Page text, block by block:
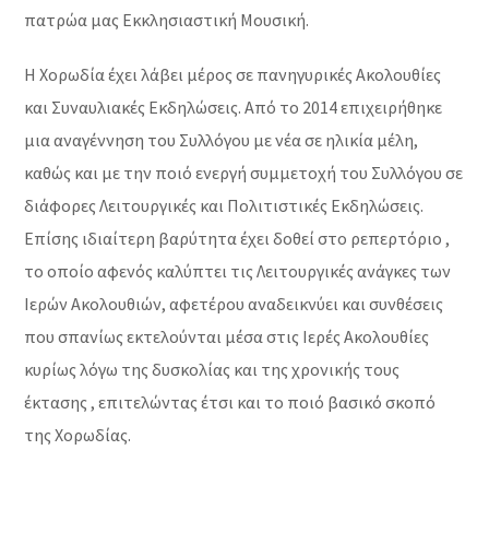
πατρώα μας Εκκλησιαστική Μουσική.
Η Χορωδία έχει λάβει μέρος σε πανηγυρικές Ακολουθίες
και Συναυλιακές Εκδηλώσεις. Από το 2014 επιχειρήθηκε
μια αναγέννηση του Συλλόγου με νέα σε ηλικία μέλη,
καθώς και με την ποιό ενεργή συμμετοχή του Συλλόγου σε
διάφορες Λειτουργικές και Πολιτιστικές Εκδηλώσεις.
Επίσης ιδιαίτερη βαρύτητα έχει δοθεί στο ρεπερτόριο ,
το οποίο αφενός καλύπτει τις Λειτουργικές ανάγκες των
Ιερών Ακολουθιών, αφετέρου αναδεικνύει και συνθέσεις
που σπανίως εκτελούνται μέσα στις Ιερές Ακολουθίες
κυρίως λόγω της δυσκολίας και της χρονικής τους
έκτασης , επιτελώντας έτσι και το ποιό βασικό σκοπό
της Χορωδίας.